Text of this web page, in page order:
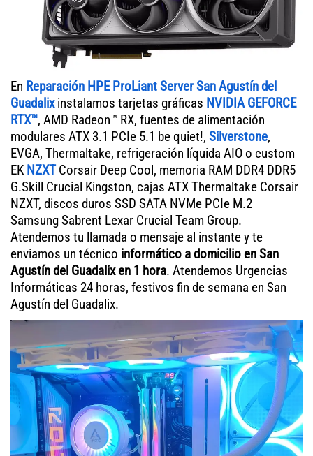
En Reparación HPE ProLiant Server San Agustín del
Guadalixinstalamos tarjetas gráficas NVIDIA GEFORCE
RTX™, AMD Radeon™ RX, fuentes de alimentación
modulares ATX 3.1 PCIe 5.1 be quiet!, Silverstone,
EVGA, Thermaltake, refrigeración líquida AIO o custom
EK NZXTCorsair Deep Cool, memoria RAM DDR4 DDR5
G.Skill Crucial Kingston, cajas ATX Thermaltake Corsair
NZXT, discos duros SSD SATA NVMe PCIe M.2
Samsung Sabrent Lexar Crucial Team Group.
Atendemos tu llamada o mensaje al instante y te
enviamos un técnico informático a domicilio en San
Agustín del Guadalix en 1 hora. Atendemos Urgencias
Informáticas 24 horas, festivos fin de semana en San
Agustín del Guadalix.